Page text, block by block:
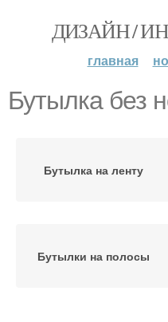
ДИЗАЙН /
главная
Бутылка без
Бутылка на ленту
Бутылки на полосы